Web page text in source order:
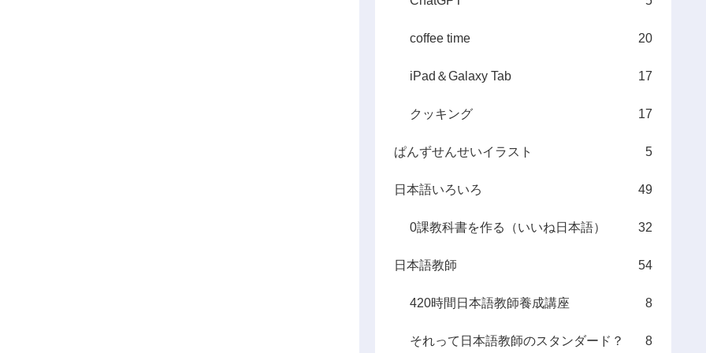
coffee time 20
iPad＆Galaxy Tab 17
クッキング 17
ぱんずせんせいイラスト 5
日本語いろいろ 49
0課教科書を作る（いいね日本語） 32
日本語教師 54
420時間日本語教師養成講座 8
それって日本語教師のスタンダード？ 8